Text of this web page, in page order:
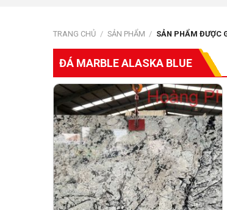
TRANG CHỦ / SẢN PHẨM / SẢN PHẨM ĐƯỢC
ĐÁ MARBLE ALASKA BLUE